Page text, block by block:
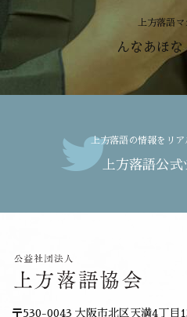
上方落語
んなあほ
上方落語の情報をリ
上方落語公
〒530-0043 大阪市北区天満4丁目